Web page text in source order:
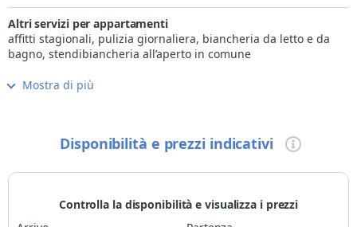
Altri servizi per appartamenti
affitti stagionali, pulizia giornaliera, biancheria da letto e da
bagno, stendibiancheria all’aperto in comune
Internet
disponibile cucina senza glutine e lattosio, colazione anticipata
prenotazione
Mostra di più
Disponibilità e prezzi indicativi
Controlla la disponibilità e visualizza i prezzi